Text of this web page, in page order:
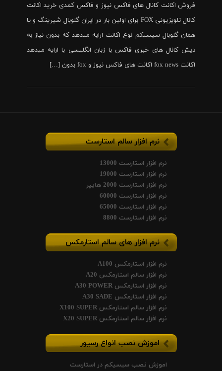
فروش اکانت کانال های فاکس نیوز و فاکس کمدی خرید اکانت
کانال تلویزیونی FOX برای اولین بار در ایران گلوبال شیرینگ و یا
همان گلوبال سیسیکم نوع اکانت ارایه میدهد که بدون نیاز به
دیش کانال های خبری فاکس با زبان انگلیسی با ارایه میدهد
اکانت fox news اکانت های فاکس نیوز و fox بدون […]
نرم افزار سالم استارست
نرم افزار استارست 13000
نرم افزار استارست 19000
نرم افزار استارست 2000 هایپر
نرم افزار استارست 60000
نرم افزار استارست 65000
نرم افزار استارست 8800
نرم افزار های سالم استارمکس
نرم افزار استارمکس A100
نرم افزار سالم استارمکس A20
نرم افزار استارمکس A30 POWER
نرم افزار استارمکس A30 SADE
نرم افزار سالم استارمکس X100 SUPER
نرم افزار سالم استارمکس X20 SUPER
اموزش نصب انواع رسیور
اموزش نصب سیسیکم در استارست